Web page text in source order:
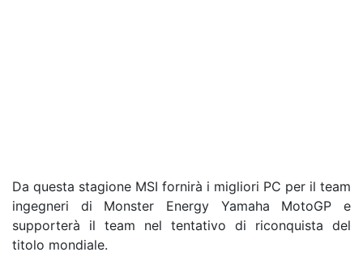
Da questa stagione MSI fornirà i migliori PC per il team
ingegneri di Monster Energy Yamaha MotoGP e
supporterà il team nel tentativo di riconquista del
titolo mondiale.